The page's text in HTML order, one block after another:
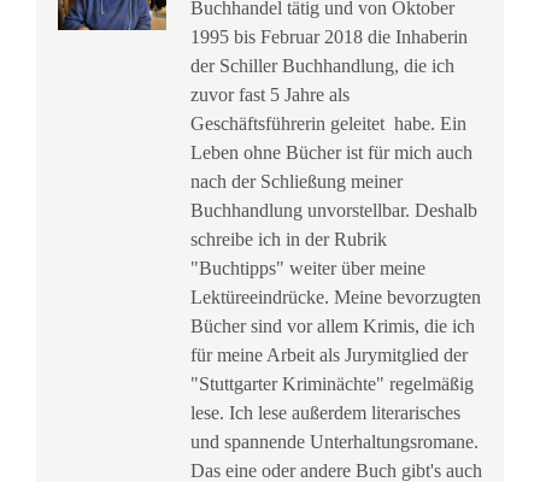
Buchhandel tätig und von Oktober
1995 bis Februar 2018 die Inhaberin
der Schiller Buchhandlung, die ich
zuvor fast 5 Jahre als
Geschäftsführerin geleitet habe. Ein
Leben ohne Bücher ist für mich auch
nach der Schließung meiner
Buchhandlung unvorstellbar. Deshalb
schreibe ich in der Rubrik
"Buchtipps" weiter über meine
Lektüreeindrücke. Meine bevorzugten
Bücher sind vor allem Krimis, die ich
für meine Arbeit als Jurymitglied der
"Stuttgarter Kriminächte" regelmäßig
lese. Ich lese außerdem literarisches
und spannende Unterhaltungsromane.
Das eine oder andere Buch gibt's auch